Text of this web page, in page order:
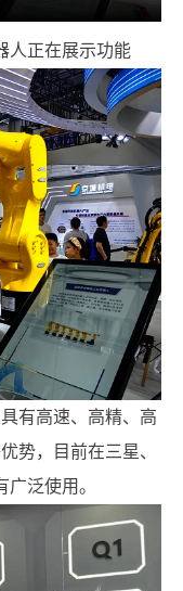
人正在展示功能
有高速、高精、高
势，目前在三星、
泛使用。